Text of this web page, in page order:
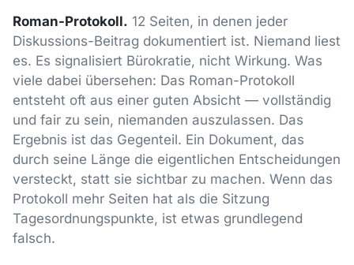
Roman-Protokoll. 12 Seiten, in denen jeder
Diskussions-Beitrag dokumentiert ist. Niemand liest
es. Es signalisiert Bürokratie, nicht Wirkung. Was
viele dabei übersehen: Das Roman-Protokoll
entsteht oft aus einer guten Absicht — vollständig
und fair zu sein, niemanden auszulassen. Das
Ergebnis ist das Gegenteil. Ein Dokument, das
durch seine Länge die eigentlichen Entscheidungen
versteckt, statt sie sichtbar zu machen. Wenn das
Protokoll mehr Seiten hat als die Sitzung
Tagesordnungspunkte, ist etwas grundlegend
falsch.